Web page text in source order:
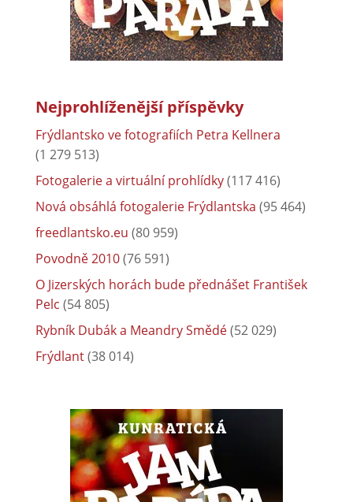
Nejprohlíženější příspěvky
Frýdlantsko ve fotografiích Petra Kellnera
(1 279 513)
Fotogalerie a virtuální prohlídky(117 416)
Nová obsáhlá fotogalerie Frýdlantska (95 464)
freedlantsko.eu (80 959)
Povodně 2010(76 591)
O Jizerských horách bude přednášet František
Pelc (54 805)
Rybník Dubák a Meandry Smědé(52 029)
Frýdlant(38 014)